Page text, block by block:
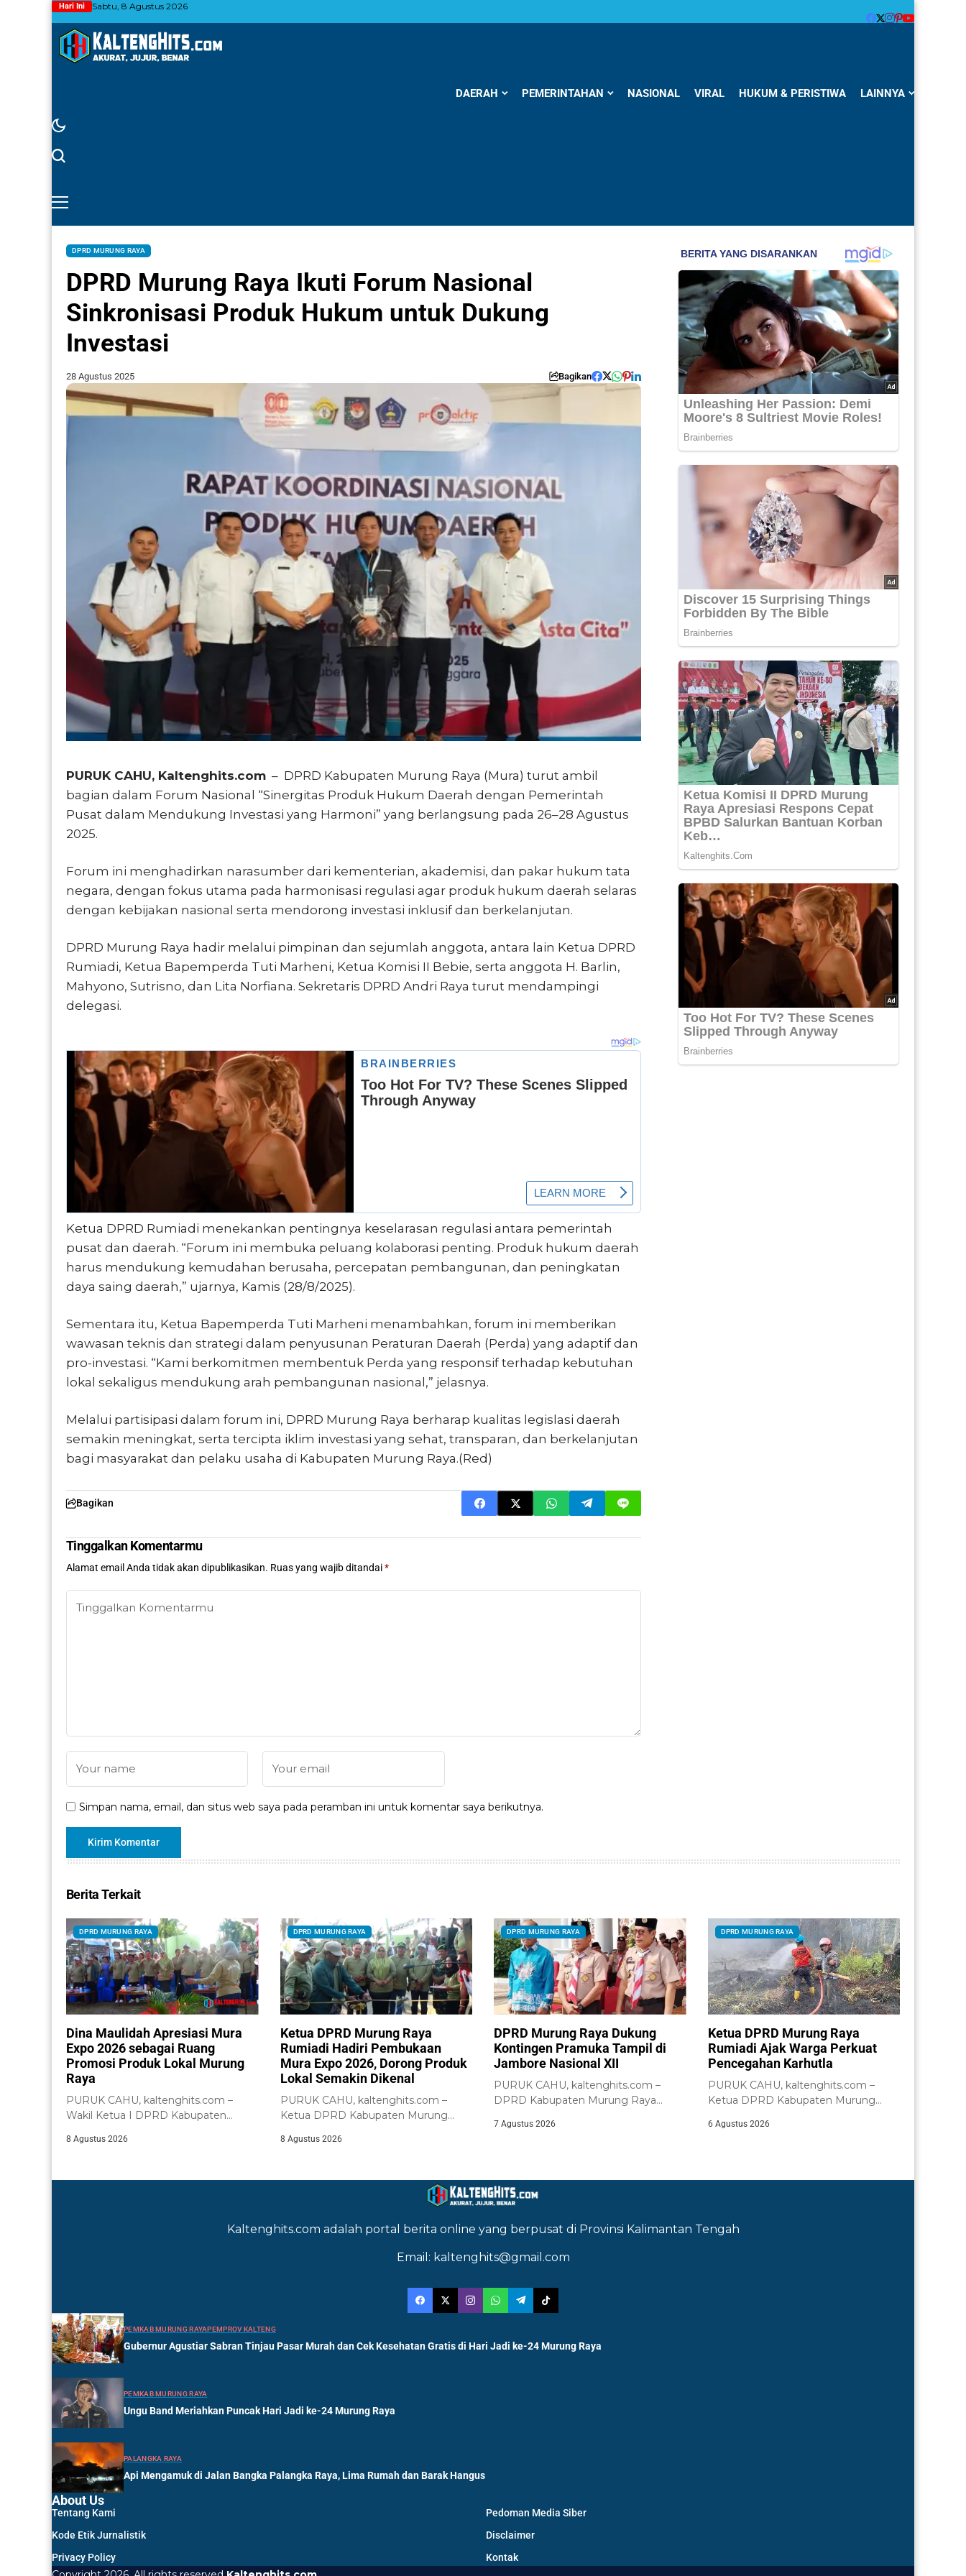
Hari Ini Sabtu, 8 Agustus 2026
DAERAH PEMERINTAHAN NASIONAL VIRAL HUKUM & PERISTIWA LAINNYA
DPRD MURUNG RAYA
DPRD Murung Raya Ikuti Forum Nasional
Sinkronisasi Produk Hukum untuk Dukung
Investasi
28 Agustus 2025 Bagikan
PURUK CAHU, Kaltenghits.com – DPRD Kabupaten Murung Raya (Mura) turut ambil
bagian dalam Forum Nasional “Sinergitas Produk Hukum Daerah dengan Pemerintah
Pusat dalam Mendukung Investasi yang Harmoni” yang berlangsung pada 26–28 Agustus
2025.
Forum ini menghadirkan narasumber dari kementerian, akademisi, dan pakar hukum tata
negara, dengan fokus utama pada harmonisasi regulasi agar produk hukum daerah selaras
dengan kebijakan nasional serta mendorong investasi inklusif dan berkelanjutan.
DPRD Murung Raya hadir melalui pimpinan dan sejumlah anggota, antara lain Ketua DPRD
Rumiadi, Ketua Bapemperda Tuti Marheni, Ketua Komisi II Bebie, serta anggota H. Barlin,
Mahyono, Sutrisno, dan Lita Norfiana. Sekretaris DPRD Andri Raya turut mendampingi
delegasi.
Ketua DPRD Rumiadi menekankan pentingnya keselarasan regulasi antara pemerintah
pusat dan daerah. “Forum ini membuka peluang kolaborasi penting. Produk hukum daerah
harus mendukung kemudahan berusaha, percepatan pembangunan, dan peningkatan
daya saing daerah,” ujarnya, Kamis (28/8/2025).
Sementara itu, Ketua Bapemperda Tuti Marheni menambahkan, forum ini memberikan
wawasan teknis dan strategi dalam penyusunan Peraturan Daerah (Perda) yang adaptif dan
pro-investasi. “Kami berkomitmen membentuk Perda yang responsif terhadap kebutuhan
lokal sekaligus mendukung arah pembangunan nasional,” jelasnya.
Melalui partisipasi dalam forum ini, DPRD Murung Raya berharap kualitas legislasi daerah
semakin meningkat, serta tercipta iklim investasi yang sehat, transparan, dan berkelanjutan
bagi masyarakat dan pelaku usaha di Kabupaten Murung Raya.(Red)
Bagikan
Tinggalkan Komentarmu
Alamat email Anda tidak akan dipublikasikan. Ruas yang wajib ditandai*
Simpan nama, email, dan situs web saya pada peramban ini untuk komentar saya berikutnya.
Berita Terkait
DPRD MURUNG RAYA
Dina Maulidah Apresiasi Mura
Expo 2026 sebagai Ruang
Promosi Produk Lokal Murung
Raya
PURUK CAHU, kaltenghits.com –
Wakil Ketua I DPRD Kabupaten
8 Agustus 2026
DPRD MURUNG RAYA
Ketua DPRD Murung Raya
Rumiadi Hadiri Pembukaan
Mura Expo 2026, Dorong Produk
Lokal Semakin Dikenal
PURUK CAHU, kaltenghits.com –
Ketua DPRD Kabupaten Murung
pembukaan...
8 Agustus 2026
DPRD MURUNG RAYA
DPRD Murung Raya Dukung
Kontingen Pramuka Tampil di
Jambore Nasional XII
PURUK CAHU, kaltenghits.com –
DPRD Kabupaten Murung Raya
keberangkatan...
7 Agustus 2026
DPRD MURUNG RAYA
Ketua DPRD Murung Raya
Rumiadi Ajak Warga Perkuat
Pencegahan Karhutla
PURUK CAHU, kaltenghits.com –
Ketua DPRD Kabupaten Murung
6 Agustus 2026
Kaltenghits.com adalah portal berita online yang berpusat di Provinsi Kalimantan Tengah
Email: kaltenghits@gmail.com
PEMKAB MURUNG RAYAPEMPROV KALTENG
Gubernur Agustiar Sabran Tinjau Pasar Murah dan Cek Kesehatan Gratis di Hari Jadi ke-24 Murung Raya
PEMKAB MURUNG RAYA
Ungu Band Meriahkan Puncak Hari Jadi ke-24 Murung Raya
PALANGKA RAYA
Api Mengamuk di Jalan Bangka Palangka Raya, Lima Rumah dan Barak Hangus
About Us
Tentang Kami
Pedoman Media Siber
Kode Etik Jurnalistik
Disclaimer
Privacy Policy
Kontak